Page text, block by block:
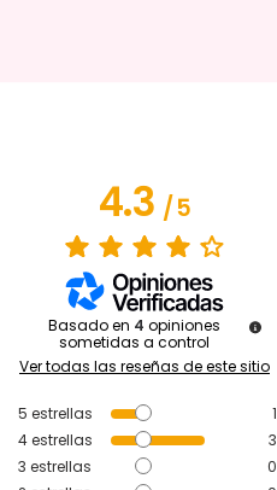
4.3/5
Basado en 4 opiniones
sometidas a control
Ver todas las reseñas de este sitio
5 estrellas
1
4estrellas
3
3 estrellas
0